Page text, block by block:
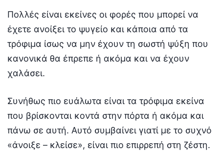
Πολλές είναι εκείνες οι φορές που μπορεί να
έχετε ανοίξει το ψυγείο και κάποια από τα
τρόφιμα ίσως να μην έχουν τη σωστή ψύξη που
κανονικά θα έπρεπε ή ακόμα και να έχουν
χαλάσει.
Συνήθως πιο ευάλωτα είναι τα τρόφιμα εκείνα
που βρίσκονται κοντά στην πόρτα ή ακόμα και
πάνω σε αυτή. Αυτό συμβαίνει γιατί με το συχνό
«άνοιξε – κλείσε», είναι πιο επιρρεπή στη ζέστη.